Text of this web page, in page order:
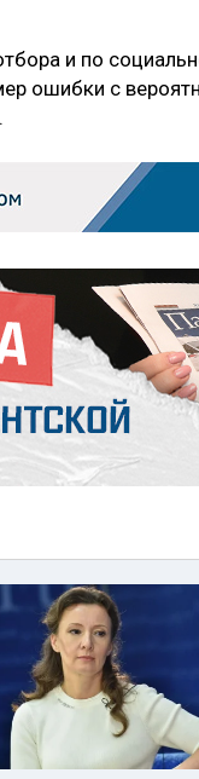
и по
ошибки с